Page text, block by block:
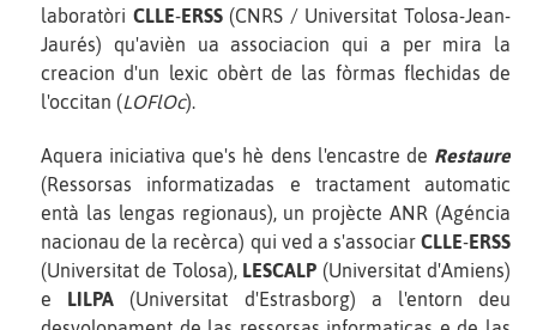
laboratòri CLLE-ERSS(CNRS / Universitat Tolosa-Jean-
Jaurés) qu'avièn ua associacion qui a per mira la
creacion d'un lexic obèrt de las fòrmas flechidas de
l'occitan (LOFlOc).
Aquera iniciativa que's hè dens l'encastre de Restaure
(Ressorsas informatizadas e tractament automatic
entà las lengas regionaus), un projècte ANR (Agéncia
nacionau de la recèrca) qui ved a s'associar CLLE-ERSS
(Universitat de Tolosa), LESCALP (Universitat d'Amiens)
e LILPA (Universitat d'Estrasborg) a l'entorn deu